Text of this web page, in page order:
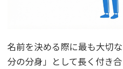
名前を決める際に最も大切
分の分身」として長く付き